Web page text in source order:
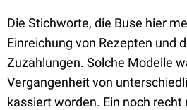
Die Stichworte, die Buse hier
Einreichung von Rezepten und
Zuzahlungen. Solche Modelle
Vergangenheit von
kassiert worden. Ein noch recht